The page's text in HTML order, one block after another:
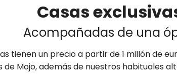
Casas
Acompañadas de una
tienen un precio a partir de 1 millón de
de Mojo, además de nuestros habituales